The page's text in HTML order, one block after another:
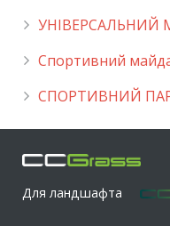
Cпортивний
СПОРТИВНИЙ
Для ландшафта